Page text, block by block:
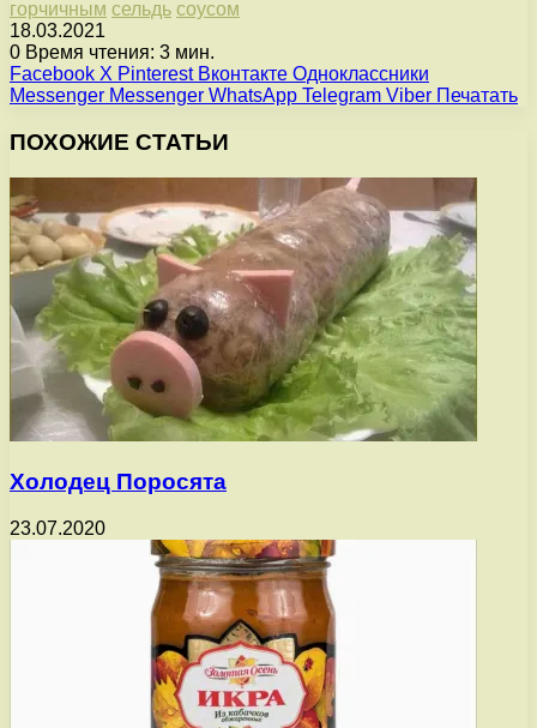
горчичным сельдь соусом
18.03.2021
0 Время чтения: 3 мин.
Facebook X Pinterest Вконтакте Одноклассники
Messenger Messenger WhatsApp Telegram Viber Печатать
ПОХОЖИЕ СТАТЬИ
Холодец Поросята
23.07.2020